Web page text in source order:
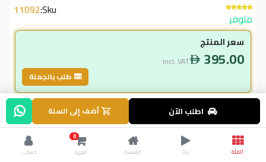
متوفر
Sku:
11092
سعر المنتج
395.00
incl. VAT
طلب بالجملة
لاعضاء ال vip
355.50
incl. VAT
395.00 وفر39.50
اطلب الآن أضف إلى السلة
الفئة ريلز الرئيسية
0
العربة
حسابي